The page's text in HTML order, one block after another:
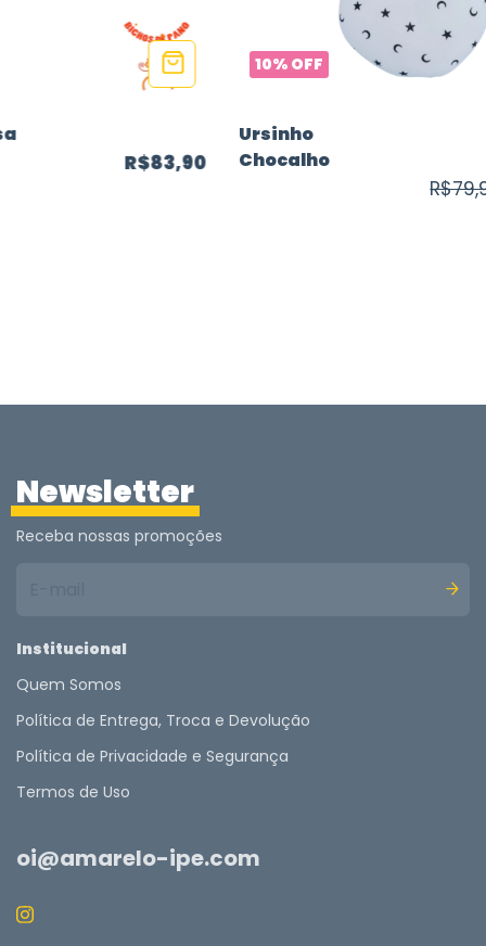
R$83,90
10% OFF
Ursinho
Chocalho
Newsletter
Receba nossas promoções
Institucional
Quem Somos
Política de Entrega, Troca e Devolução
Política de Privacidade e Segurança
Termos de Uso
oi@amarelo-ipe.com